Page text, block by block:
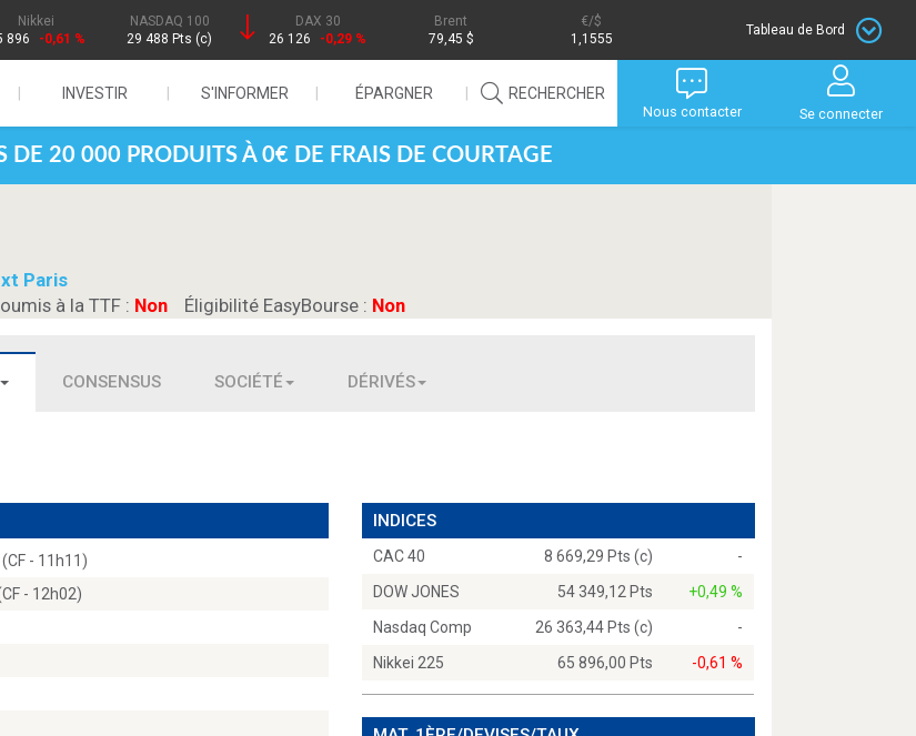
Nikkei
896
-0,61 %
NASDAQ 100
29 488 Pts (c)
DAX 30
26 126
-0,29 %
Brent
79,45 $
/$
1,1555
Tableau de Bord
INVESTIR S'INFORMER ÉPARGNER RECHERCHER
Nous contacter Se connecter
DE 20 000 PRODUITS À 0€ DE FRAIS DE COURTAGE
Paris
à la TTF : Non Éligibilité EasyBourse : Non
CONSENSUS SOCIÉTÉ DÉRIVÉS
- 11h11)
- 12h02)
INDICES
CAC 40 8 669,29 Pts (c)
-
DOW JONES
54 349,12 Pts
+0,49 %
Nasdaq Comp
26 363,44 Pts (c)
-
Nikkei 225
65 896,00 Pts -0,61 %